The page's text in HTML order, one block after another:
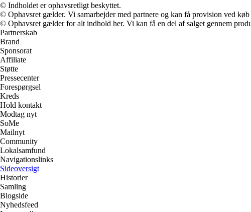
© Indholdet er ophavsretligt beskyttet.
© Ophavsret gælder. Vi samarbejder med partnere og kan få provision ved køb
© Ophavsret gælder for alt indhold her. Vi kan få en del af salget gennem
Partnerskab
Brand
Sponsorat
Affiliate
Støtte
Pressecenter
Forespørgsel
Kreds
Hold kontakt
Modtag nyt
SoMe
Mailnyt
Community
Lokalsamfund
Navigationslinks
Sideoversigt
Historier
Samling
Blogside
Nyhedsfeed